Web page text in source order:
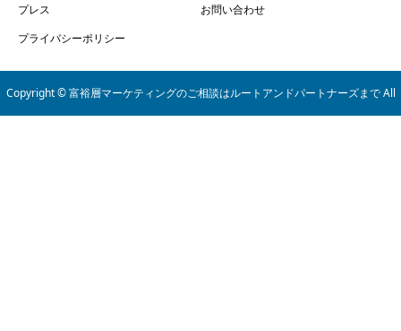
プレス
お問い合わせ
プライバシーポリシー
Copyright © 富裕層マーケティングのご相談はルートアンドパートナーズまで All